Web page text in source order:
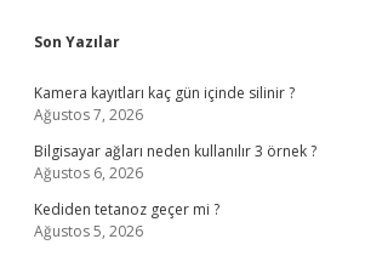
Son Yazılar
Kamera kayıtları kaç gün içinde silinir ?
Ağustos 7, 2026
Bilgisayar ağları neden kullanılır 3 örnek ?
Ağustos 6, 2026
Kediden tetanoz geçer mi ?
Ağustos 5, 2026